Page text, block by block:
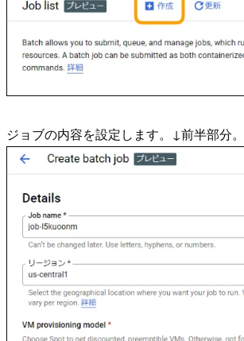
ジョブの内容を設定します。↓前半部分。